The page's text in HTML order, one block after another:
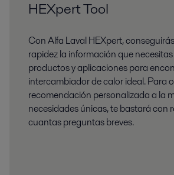
HEXpert Tool
Con Alfa Laval HEXpert,
rapidez la información que
productos y aplicaciones para
intercambiador de calor ideal. Para
recomendación personalizada a la
necesidades únicas, te bastará con
cuantas preguntas breves.